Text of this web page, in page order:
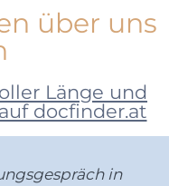
über uns
Länge und
docfinder.at
in